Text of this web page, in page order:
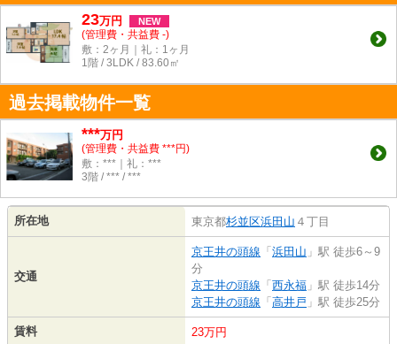
23万円 NEW
(管理費・共益費 -)
敷：2ヶ月｜礼：1ヶ月
1階 / 3LDK / 83.60㎡
過去掲載物件一覧
***万円
(管理費・共益費 ***円)
敷：***｜礼：***
3階 / *** / ***
所在地 東京都杉並区浜田山 ４丁目
交通
京王井の頭線 「 浜田山 」駅 徒歩6～9
分
京王井の頭線 「 西永福 」駅 徒歩14分
京王井の頭線 「 高井戸 」駅 徒歩25分
賃料 23万円